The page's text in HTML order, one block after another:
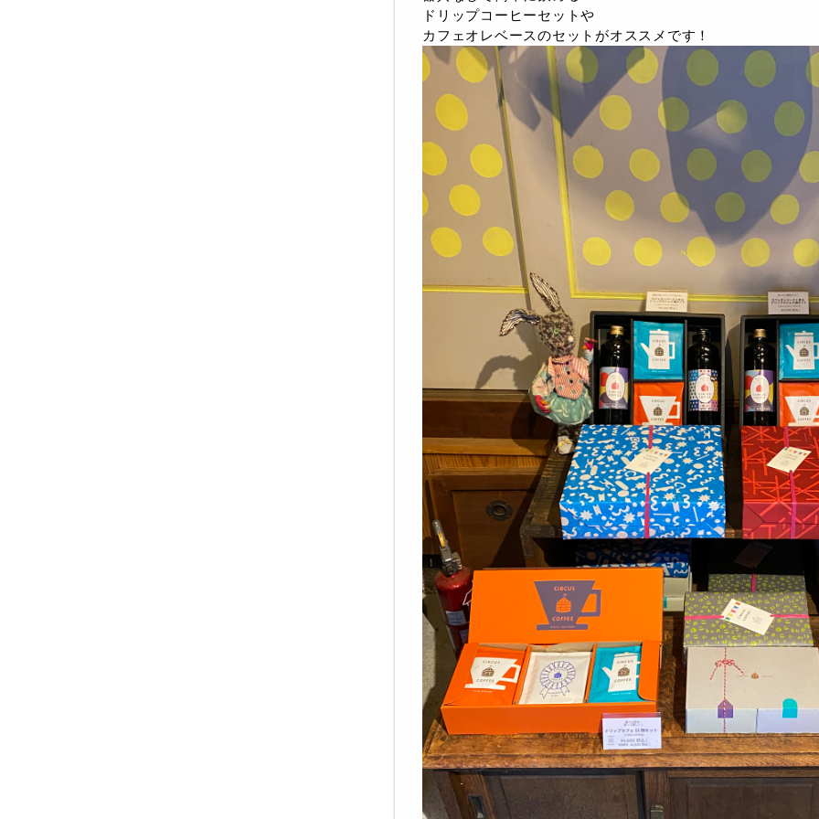
ドリップコーヒーセットや
カフェオレベースのセットがオススメです！